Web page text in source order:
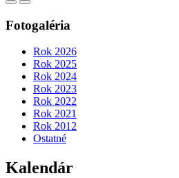
Fotogaléria
Rok 2026
Rok 2025
Rok 2024
Rok 2023
Rok 2022
Rok 2021
Rok 2012
Ostatné
Kalendár